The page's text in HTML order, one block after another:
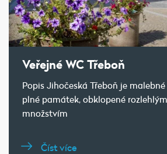
Veřejné WC Třeboň
Popis Jihočeská Třeboň je
plné památek, obklopené
množstvím
Číst více